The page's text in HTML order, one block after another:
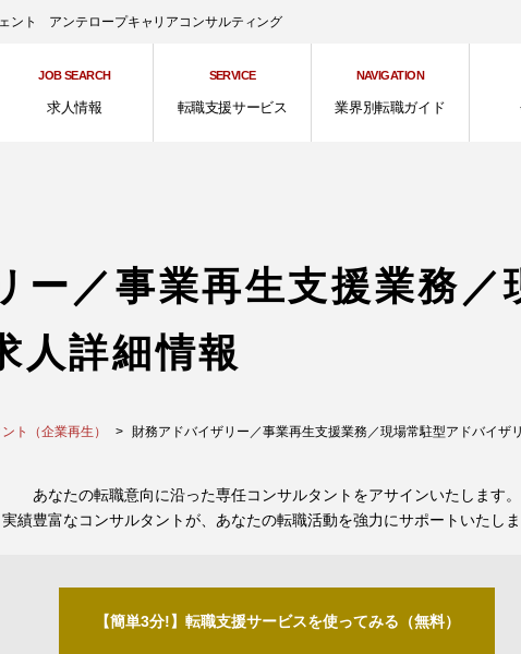
ント アンテロープキャリアコンサルティング
JOB SEARCH
求人情報
SERVICE
転職支援サービス
NAVIGATION
業界別転職ガイド
ー／事業再生支援業務
詳細情報
ト（企業再生） 財務アドバイザリー／事業再生支援業務／現場常駐型アドバイザ
あなたの転職意向に沿った専任コンサルタントをアサインいたします。
実績豊富なコンサルタントが、あなたの転職活動を強力にサポートいたし
【簡単3分!】転職支援サービスを使ってみる（無料）